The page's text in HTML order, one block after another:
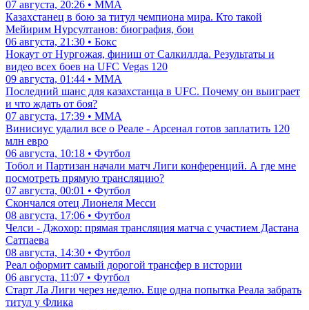
07 августа, 20:26 • ММА
Казахстанец в бою за титул чемпиона мира. Кто такой
Мейирим Нурсултанов: биография, бои
06 августа, 21:30 • Бокс
Нокаут от Нургожая, финиш от Салкиллда. Результаты и
видео всех боев на UFC Vegas 120
09 августа, 01:44 • ММА
Последний шанс для казахстанца в UFC. Почему он выиграет
и что ждать от боя?
07 августа, 17:39 • ММА
Винисиус удалил все о Реале - Арсенал готов заплатить 120
млн евро
06 августа, 10:18 • Футбол
Тобол и Партизан начали матч Лиги конференций. А где мне
посмотреть прямую трансляцию?
07 августа, 00:01 • Футбол
Скончался отец Лионеля Месси
08 августа, 17:06 • Футбол
Челси - Джохор: прямая трансляция матча с участием Дастана
Сатпаева
08 августа, 14:30 • Футбол
Реал оформит самый дорогой трансфер в истории
06 августа, 11:07 • Футбол
Старт Ла Лиги через неделю. Еще одна попытка Реала забрать
титул у Флика